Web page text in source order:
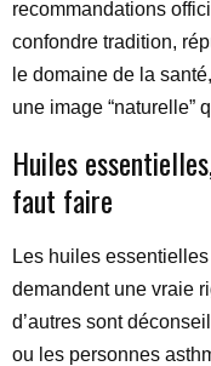
recommandations
confondre tradition,
le domaine de la
une image “naturelle”
Huiles
faut faire
Les huiles
demandent une vraie
d’autres sont
ou les personnes